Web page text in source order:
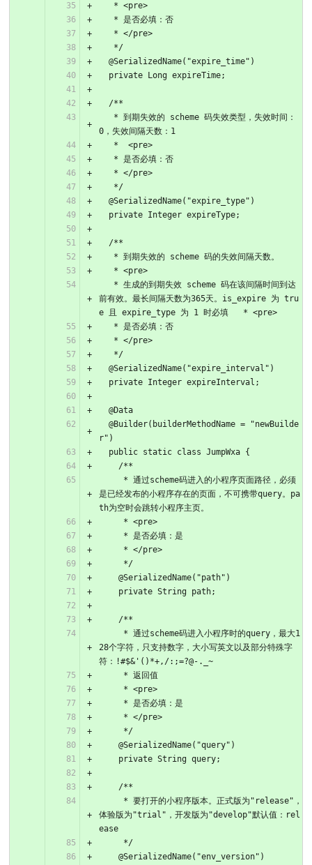
   * <pre>
   * 是否必填：否
   * </pre>
   */
  @SerializedName("expire_time")
  private Long expireTime;
  /**
0，失效间隔天数：1
   *  <pre>
   * 是否必填：否
   * </pre>
   */
  @SerializedName("expire_type")
  private Integer expireType;
  /**
   * 到期失效的 scheme 码的失效间隔天数。
   * <pre>
前有效。最长间隔天数为365天。is_expire 为 tru
e 且 expire_type 为 1 时必填   * <pre>
   * 是否必填：否
   * </pre>
   */
  @SerializedName("expire_interval")
  private Integer expireInterval;
  @Data
r")
  public static class JumpWxa {
    /**
是已经发布的小程序存在的页面，不可携带query。pa
th为空时会跳转小程序主页。
     * <pre>
     * 是否必填：是
     * </pre>
     */
    @SerializedName("path")
    private String path;
    /**
28个字符，只支持数字，大小写英文以及部分特殊字
符：!#$&'()*+,/:;=?@-._~
     * 返回值
     * <pre>
     * 是否必填：是
     * </pre>
     */
    @SerializedName("query")
    private String query;
    /**
体验版为"trial"，开发版为"develop"默认值：rel
ease
     */
    @SerializedName("env_version")